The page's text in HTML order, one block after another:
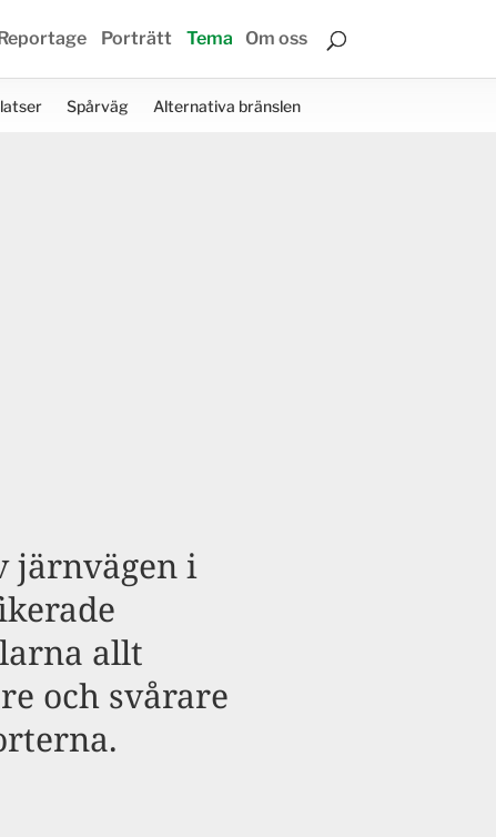
Porträtt Tema Om oss
Spårväg Alternativa bränslen
järnvägen i
allt
och svårare